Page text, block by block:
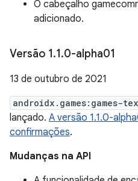
O cabeçalho
adicionado.
Versão 1.1.0-alpha01
13 de outubro de 2021
androidx.games:games-
lançado. A versão 1.1.0-
confirmações.
Mudanças na API